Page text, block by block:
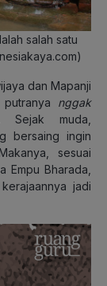
salah satu
dan Mapanji
nggak
Sejak muda,
bersaing ingin
sesuai
Empu Bharada,
jadi